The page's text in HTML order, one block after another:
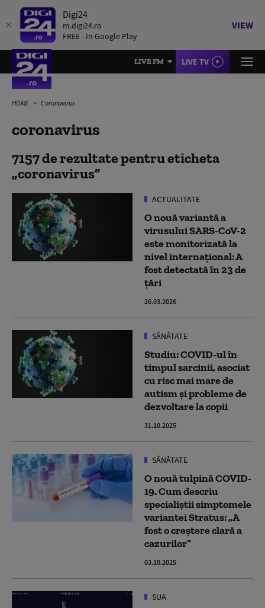
Digi24
m.digi24.ro
FREE - In Google Play
VIEW
LIVE FM LIVE TV
HOME Coronavirus
coronavirus
7157 de rezultate pentru eticheta
coronavirus
ACTUALITATE
O nouă variantă a
virusului SARS-CoV-2
este monitorizată la
nivel internaţional: A
fost detectată în 23 de
ţări
26.03.2026
SĂNĂTATE
Studiu: COVID-ul în
timpul sarcinii, asociat
cu risc mai mare de
autism și probleme de
dezvoltare la copii
31.10.2025
SĂNĂTATE
O nouă tulpină COVID-
19. Cum descriu
specialiștii simptomele
variantei Stratus: „A
fost o creștere clară a
cazurilor”
03.10.2025
SUA